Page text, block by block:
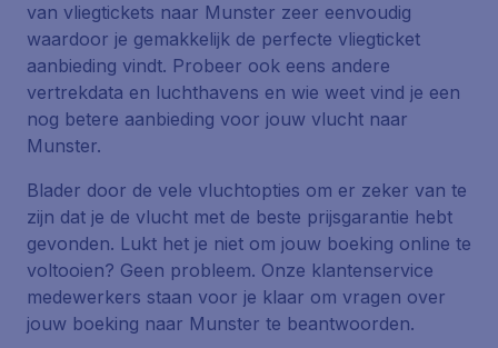
van vliegtickets naar Munster zeer eenvoudig
waardoor je gemakkelijk de perfecte vliegticket
aanbieding vindt. Probeer ook eens andere
vertrekdata en luchthavens en wie weet vind je een
nog betere aanbieding voor jouw vlucht naar
Munster.
Blader door de vele vluchtopties om er zeker van te
zijn dat je de vlucht met de beste prijsgarantie hebt
gevonden. Lukt het je niet om jouw boeking online te
voltooien? Geen probleem. Onze klantenservice
medewerkers staan voor je klaar om vragen over
jouw boeking naar Munster te beantwoorden.